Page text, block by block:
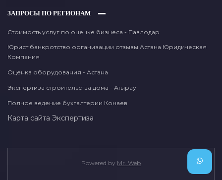
ЗАПРОСЫ ПО РЕГИОНАМ
Стоимость услуг по оценке бизнеса - Павлодар
Юрист банкротство организации отзывы Астана Юридическая
Компания
Оценка оборудования - Астана
Экспертиза строительства дома - Атырау
Полное ведение бухгалтерии Конаев
Карта сайта Экспертиза
Powered by Mr. Web